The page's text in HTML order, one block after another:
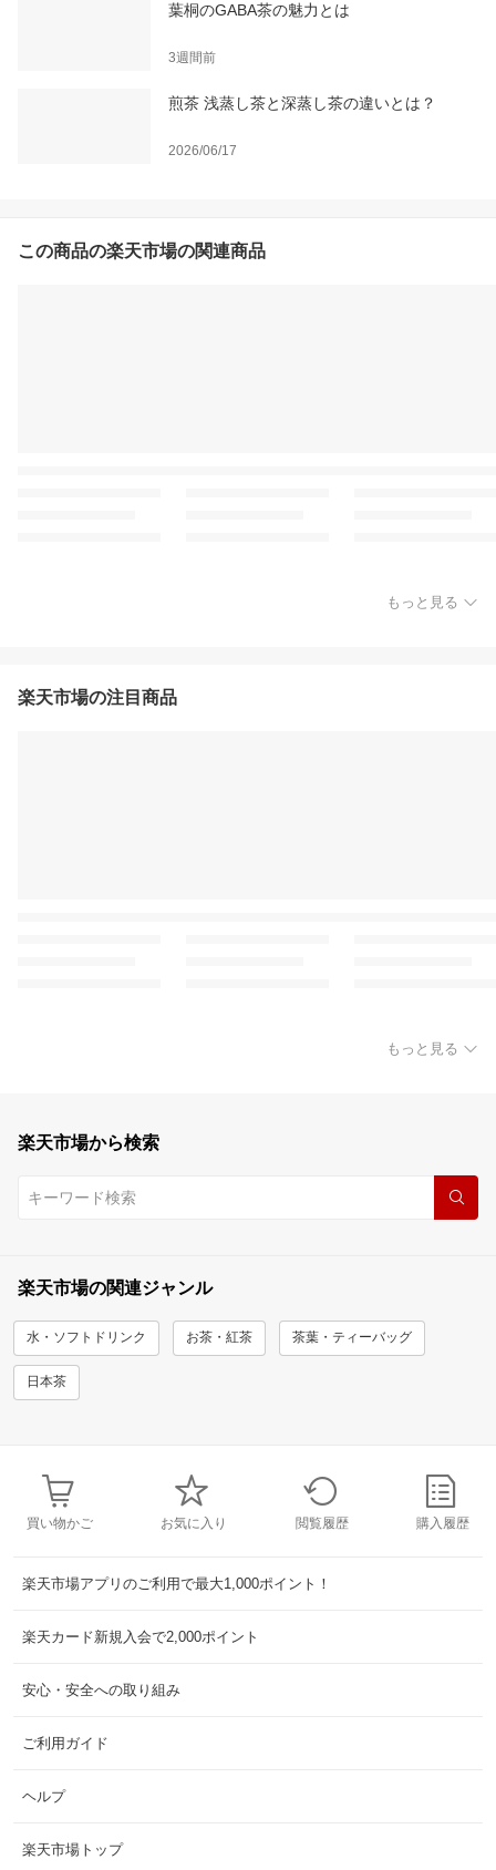
葉桐のGABA茶の魅力とは
3週間前
煎茶 浅蒸し茶と深蒸し茶の違いとは？
2026/06/17
この商品の楽天市場の関連商品
もっと見る
楽天市場の注目商品
もっと見る
楽天市場から検索
楽天市場の関連ジャンル
水・ソフトドリンク お茶・紅茶 茶葉・ティーバッグ
日本茶
買い物かご お気に入り 閲覧履歴 購入履歴
楽天市場アプリのご利用で最大1,000ポイント！
楽天カード新規入会で2,000ポイント
安心・安全への取り組み
ご利用ガイド
ヘルプ
楽天市場トップ